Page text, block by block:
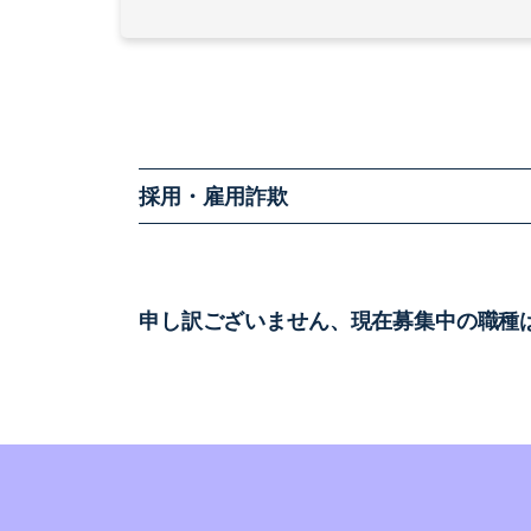
採用・雇用詐欺
申し訳ございません、現在募集中の職種